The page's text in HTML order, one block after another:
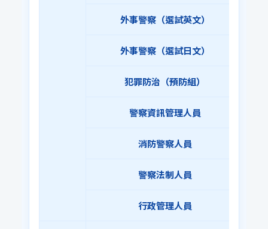
外事警察（選試英文）
外事警察（選試日文）
犯罪防治（預防組）
警察資訊管理人員
消防警察人員
警察法制人員
行政管理人員